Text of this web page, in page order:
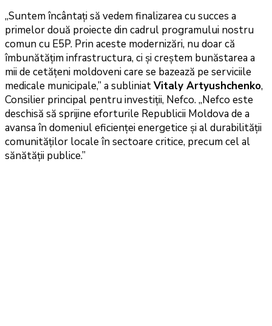
„Suntem încântați să vedem finalizarea cu succes a
primelor două proiecte din cadrul programului nostru
comun cu E5P. Prin aceste modernizări, nu doar că
îmbunătățim infrastructura, ci și creștem bunăstarea a
mii de cetățeni moldoveni care se bazează pe serviciile
medicale municipale,” a subliniatVitaly Artyushchenko,
Consilier principal pentru investiții, Nefco. „Nefco este
deschisă să sprijine eforturile Republicii Moldova de a
avansa în domeniul eficienței energetice și al durabilității
comunităților locale în sectoare critice, precum cel al
sănătății publice.”